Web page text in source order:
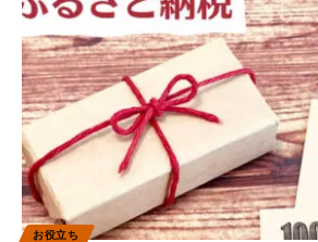
お役立ち